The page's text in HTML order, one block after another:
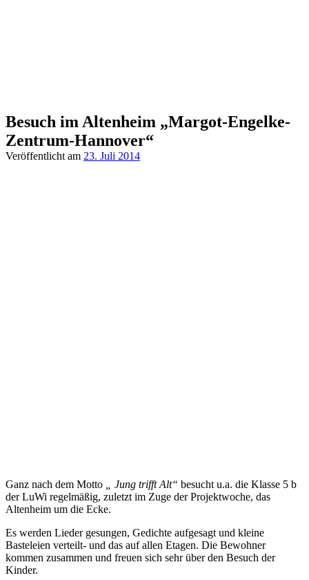
Besuch im Altenheim „Margot-Engelke-
Zentrum-Hannover“
Veröffentlicht am 23. Juli 2014
Ganz nach dem Motto „ Jung trifft Alt“ besucht u.a. die Klasse 5 b
der LuWi regelmäßig, zuletzt im Zuge der Projektwoche, das
Altenheim um die Ecke.
Es werden Lieder gesungen, Gedichte aufgesagt und kleine
Basteleien verteilt- und das auf allen Etagen. Die Bewohner
kommen zusammen und freuen sich sehr über den Besuch der
Kinder.